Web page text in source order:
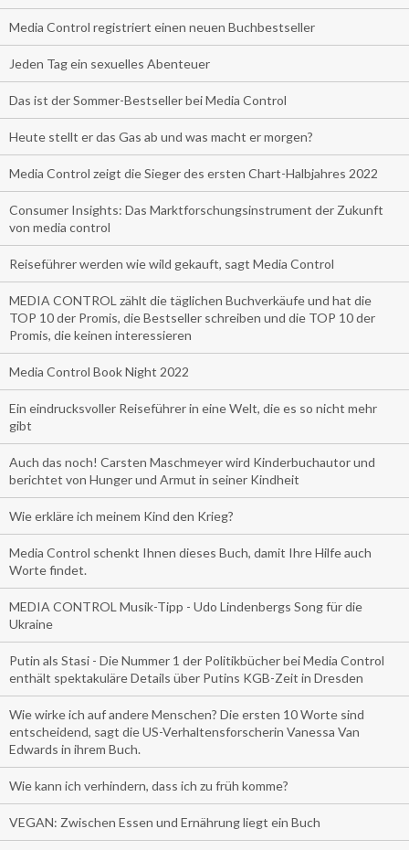
Media Control registriert einen neuen Buchbestseller
Jeden Tag ein sexuelles Abenteuer
Das ist der Sommer-Bestseller bei Media Control
Heute stellt er das Gas ab und was macht er morgen?
Media Control zeigt die Sieger des ersten Chart-Halbjahres 2022
Consumer Insights: Das Marktforschungsinstrument der Zukunft
von media control
Reiseführer werden wie wild gekauft, sagt Media Control
MEDIA CONTROL zählt die täglichen Buchverkäufe und hat die
TOP 10 der Promis, die Bestseller schreiben und die TOP 10 der
Promis, die keinen interessieren
Media Control Book Night 2022
Ein eindrucksvoller Reiseführer in eine Welt, die es so nicht mehr
gibt
Auch das noch! Carsten Maschmeyer wird Kinderbuchautor und
berichtet von Hunger und Armut in seiner Kindheit
Wie erkläre ich meinem Kind den Krieg?
Media Control schenkt Ihnen dieses Buch, damit Ihre Hilfe auch
Worte findet.
MEDIA CONTROL Musik-Tipp - Udo Lindenbergs Song für die
Ukraine
Putin als Stasi - Die Nummer 1 der Politikbücher bei Media Control
enthält spektakuläre Details über Putins KGB-Zeit in Dresden
Wie wirke ich auf andere Menschen? Die ersten 10 Worte sind
entscheidend, sagt die US-Verhaltensforscherin Vanessa Van
Edwards in ihrem Buch.
Wie kann ich verhindern, dass ich zu früh komme?
VEGAN: Zwischen Essen und Ernährung liegt ein Buch